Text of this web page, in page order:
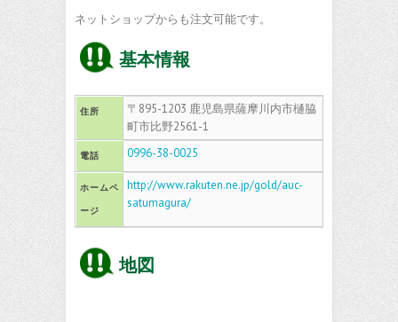
ネットショップからも注文可能です。
基本情報
住所
〒895-1203 鹿児島県薩摩川内市樋脇
町市比野2561-1
電話 0996-38-0025
ホームペ
ージ
http://www.rakuten.ne.jp/gold/auc-
satumagura/
地図